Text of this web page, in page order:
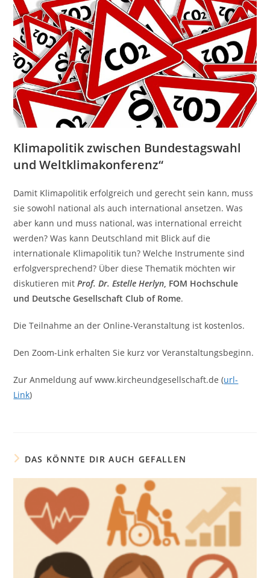
Klimapolitik zwischen Bundestagswahl
und Weltklimakonferenz“
Damit Klimapolitik erfolgreich und gerecht sein kann, muss
sie sowohl national als auch international ansetzen. Was
aber kann und muss national, was international erreicht
werden? Was kann Deutschland mit Blick auf die
internationale Klimapolitik tun? Welche Instrumente sind
erfolgversprechend? Über diese Thematik möchten wir
diskutieren mitProf. Dr. Estelle Herlyn, FOM Hochschule
und Deutsche Gesellschaft Club of Rome.
Die Teilnahme an der Online-Veranstaltung ist kostenlos.
Den Zoom-Link erhalten Sie kurz vor Veranstaltungsbeginn.
Zur Anmeldung auf www.kircheundgesellschaft.de (url-
Link)
DAS KÖNNTE DIR AUCH GEFALLEN